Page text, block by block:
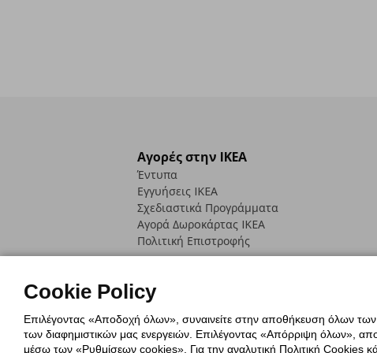
Αγορές στην IKEA
Έντυπα
Εγγυήσεις IKEA
Σχεδιαστικά Προγράμματα
Αγορά Δωρoκάρτας IKEA
Πολιτική Επιστροφής
Πολιτική Cookies Δήλωση ψηφιακής
Cookie Policy
Επιλέγοντας «Αποδοχή όλων», συναινείτε στην αποθήκευση όλων
των διαφημιστικών μας ενεργειών. Επιλέγοντας «Απόρριψη όλων»,
μέσω των «Ρυθμίσεων cookies». Για την αναλυτική Πολιτική Cookies